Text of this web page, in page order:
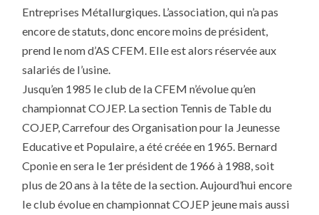
Entreprises Métallurgiques. L’association, qui n’a pas
encore de statuts, donc encore moins de président,
prend le nom d’AS CFEM. Elle est alors réservée aux
salariés de l’usine.
Jusqu’en 1985 le club de la CFEM n’évolue qu’en
championnat COJEP. La section Tennis de Table du
COJEP, Carrefour des Organisation pour la Jeunesse
Educative et Populaire, a été créée en 1965. Bernard
Cponie en sera le 1er président de 1966 à 1988, soit
plus de 20 ans à la tête de la section. Aujourd’hui encore
le club évolue en championnat COJEP jeune mais aussi